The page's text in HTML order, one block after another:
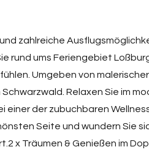
zahlreiche
rund ums Feriengebiet
Umgeben von
Relaxen Sie im
einer der zubuchbaren
Seite und wundern Sie
x Träumen & Genießen im